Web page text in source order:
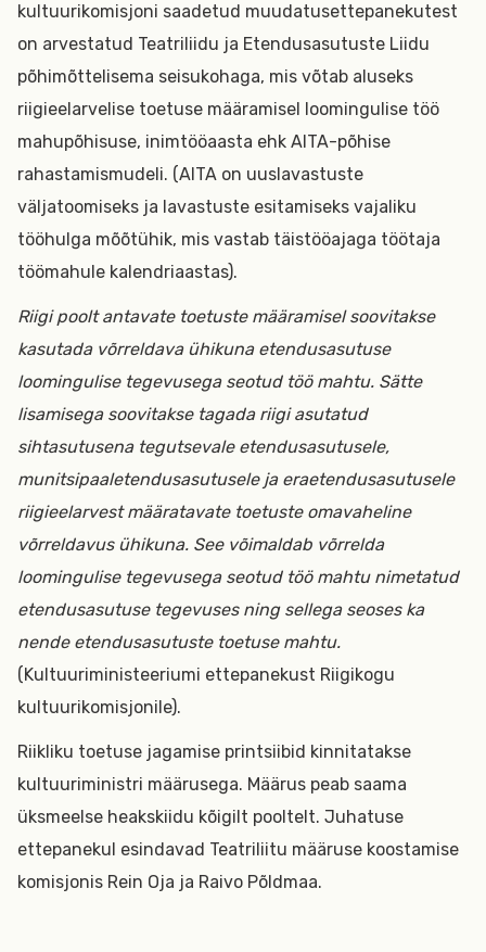
kultuurikomisjoni saadetud muudatusettepanekutest
on arvestatud Teatriliidu ja Etendusasutuste Liidu
põhimõttelisema seisukohaga, mis võtab aluseks
riigieelarvelise toetuse määramisel loomingulise töö
mahupõhisuse, inimtööaasta ehk AITA-põhise
rahastamismudeli. (AITA on uuslavastuste
väljatoomiseks ja lavastuste esitamiseks vajaliku
tööhulga mõõtühik, mis vastab täistööajaga töötaja
töömahule kalendriaastas).
Riigi poolt antavate toetuste määramisel soovitakse
kasutada võrreldava ühikuna etendusasutuse
loomingulise tegevusega seotud töö mahtu. Sätte
lisamisega soovitakse tagada riigi asutatud
sihtasutusena tegutsevale etendusasutusele,
munitsipaaletendusasutusele ja eraetendusasutusele
riigieelarvest määratavate toetuste omavaheline
võrreldavus ühikuna. See võimaldab võrrelda
loomingulise tegevusega seotud töö mahtu nimetatud
etendusasutuse tegevuses ning sellega seoses ka
nende etendusasutuste toetuse mahtu.
(Kultuuriministeeriumi ettepanekust Riigikogu
kultuurikomisjonile).
Riikliku toetuse jagamise printsiibid kinnitatakse
kultuuriministri määrusega. Määrus peab saama
üksmeelse heakskiidu kõigilt pooltelt. Juhatuse
ettepanekul esindavad Teatriliitu määruse koostamise
komisjonis Rein Oja ja Raivo Põldmaa.